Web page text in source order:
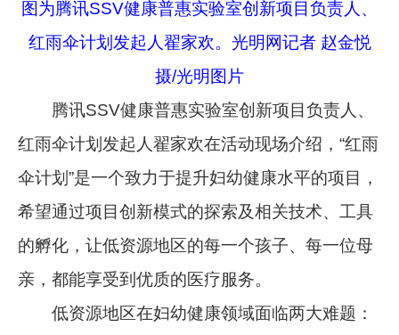
图为腾讯SSV健康普惠实验室创新项目负责人、
红雨伞计划发起人翟家欢。光明网记者 赵金悦
摄/光明图片
腾讯SSV健康普惠实验室创新项目负责人、
红雨伞计划发起人翟家欢在活动现场介绍，“红雨
伞计划”是一个致力于提升妇幼健康水平的项目，
希望通过项目创新模式的探索及相关技术、工具
的孵化，让低资源地区的每一个孩子、每一位母
亲，都能享受到优质的医疗服务。
低资源地区在妇幼健康领域面临两大难题：